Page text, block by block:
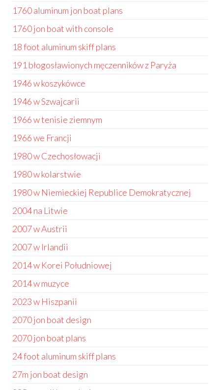
1760 aluminum jon boat plans
1760 jon boat with console
18 foot aluminum skiff plans
191 błogosławionych męczenników z Paryża
1946 w koszykówce
1946 w Szwajcarii
1966 w tenisie ziemnym
1966 we Francji
1980 w Czechosłowacji
1980 w kolarstwie
1980 w Niemieckiej Republice Demokratycznej
2004 na Litwie
2007 w Austrii
2007 w Irlandii
2014 w Korei Południowej
2014 w muzyce
2023 w Hiszpanii
2070 jon boat design
2070 jon boat plans
24 foot aluminum skiff plans
27m jon boat design